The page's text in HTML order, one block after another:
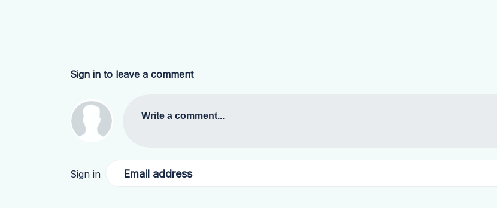
Sign in to leave a comment
Write a comment...
Sign in Email address